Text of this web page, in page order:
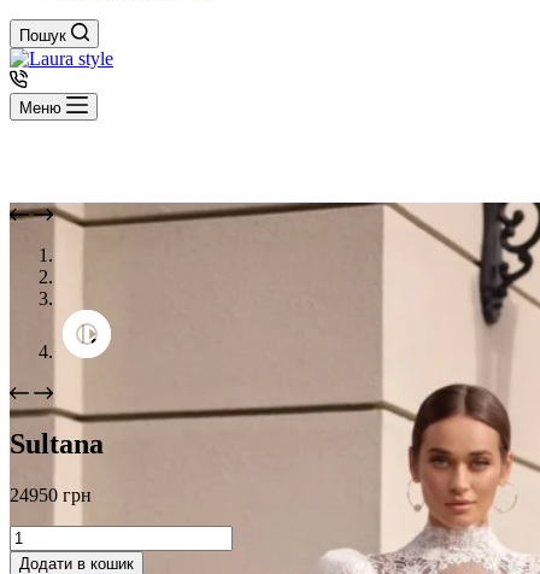
Пошук
Меню
Sultana
24950 грн
Sultana
кількість
Додати в кошик